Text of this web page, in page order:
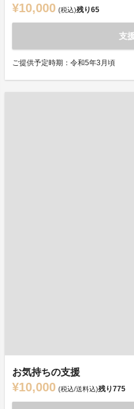
¥10,000 (税込)残り65
支
ご提供予定時期：令和5年3月頃
お気持ちの支援
¥10,000 (税込/送料込)残り775